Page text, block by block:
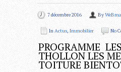
7 décembre 2016 By
InActus, Immobilier No
PROGRAMME
THOLLON LES
TOITURE